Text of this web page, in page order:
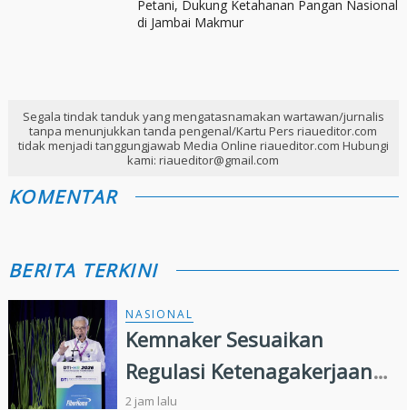
Petani, Dukung Ketahanan Pangan Nasional
di Jambai Makmur
Segala tindak tanduk yang mengatasnamakan wartawan/jurnalis
tanpa menunjukkan tanda pengenal/Kartu Pers riaueditor.com
tidak menjadi tanggungjawab Media Online riaueditor.com Hubungi
kami: riaueditor@gmail.com
KOMENTAR
BERITA TERKINI
NASIONAL
Kemnaker Sesuaikan
Regulasi Ketenagakerjaan
Hadapi Dinamika Dunia
2 jam lalu